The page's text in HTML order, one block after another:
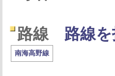
路線 路線
南海高野線